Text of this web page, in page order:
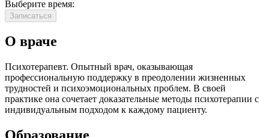
Выберите время:
Записаться
О враче
Психотерапевт. Опытный врач, оказывающая
профессиональную поддержку в преодолении жизненных
трудностей и психоэмоциональных проблем. В своей
практике она сочетает доказательные методы психотерапии с
индивидуальным подходом к каждому пациенту.